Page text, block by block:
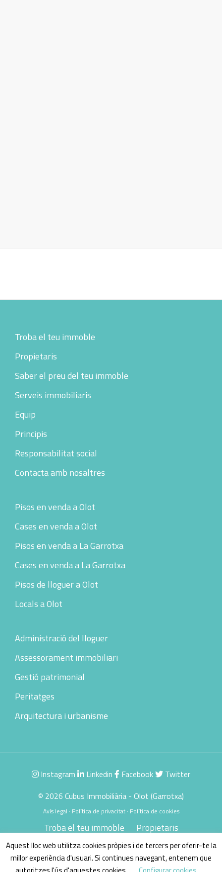
Footer
Troba el teu immoble
Propietaris
Saber el preu del teu immoble
Serveis immobiliaris
Equip
Principis
Responsabilitat social
Contacta amb nosaltres
Pisos en venda a Olot
Cases en venda a Olot
Pisos en venda a La Garrotxa
Cases en venda a La Garrotxa
Pisos de lloguer a Olot
Locals a Olot
Administració del lloguer
Assessorament immobiliari
Gestió patrimonial
Peritatges
Arquitectura i urbanisme
Instagram Linkedin Facebook
Twitter
© 2026 Cubus Immobiliària - Olot (Garrotxa)
Avís legal · Política de privacitat· Política de cookies
Troba el teu immoble
Propietaris
Saber el preu del teu immoble
Serveis immobiliaris
Equip
Principis
Responsabilitat social
Aquest lloc web utilitza cookies pròpies i de tercers per oferir-te la
millor experiència d'usuari. Si continues navegant, entenem que